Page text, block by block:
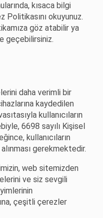
kısaca bilgi
Politikasını okuyunuz.
göz atabilir ya
geçebilirsiniz.
daha verimli bir
kaydedilen
kullanıcıların
6698 sayılı Kişisel
kullanıcıların
gerekmektedir.
web sitemizden
ve siz sevgili
çeşitli çerezler